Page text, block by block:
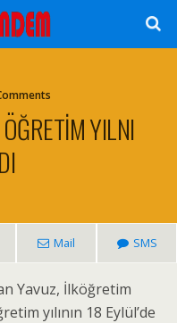
YILNI
Mail SMS
Yavuz, İlköğretim
yılının 18 Eylül’de